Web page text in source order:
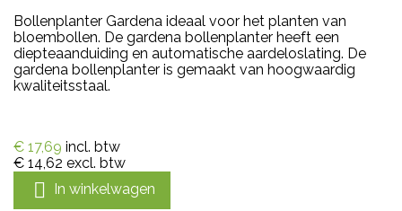
Bollenplanter Gardena ideaal voor het planten van
bloembollen. De gardena bollenplanter heeft een
diepteaanduiding en automatische aardeloslating. De
gardena bollenplanter is gemaakt van hoogwaardig
kwaliteitsstaal.
€ 17,69 incl. btw
€ 14,62 excl. btw
 In winkelwagen